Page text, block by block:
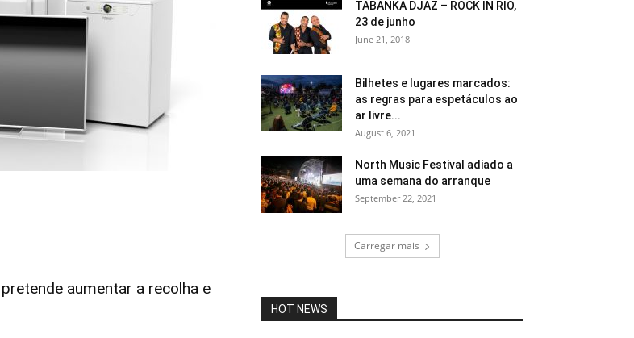
aumentar a recolha e
TABANKA DJAZ – ROCK IN RIO,
23 de junho
June 21, 2018
Bilhetes e lugares marcados:
as regras para espetáculos ao
ar livre...
August 6, 2021
North Music Festival adiado a
uma semana do arranque
September 22, 2021
Carregar mais
HOT NEWS